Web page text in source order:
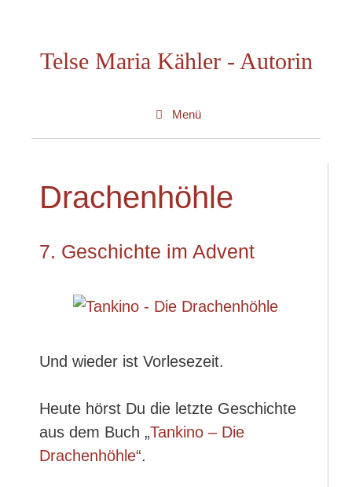
springenTelse Maria Kähler - Autorin
Menü
Drachenhöhle
7. Geschichte im Advent
Und wieder ist Vorlesezeit.
Heute hörst Du die letzte Geschichte
aus dem Buch „Tankino – Die
Drachenhöhle“.